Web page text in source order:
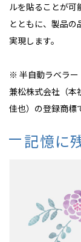
ルを貼ることが可
とともに、製品の
実現します。
※ 半自動ラベラー
兼松株式会社（本
佳也）の登録商標
記憶に